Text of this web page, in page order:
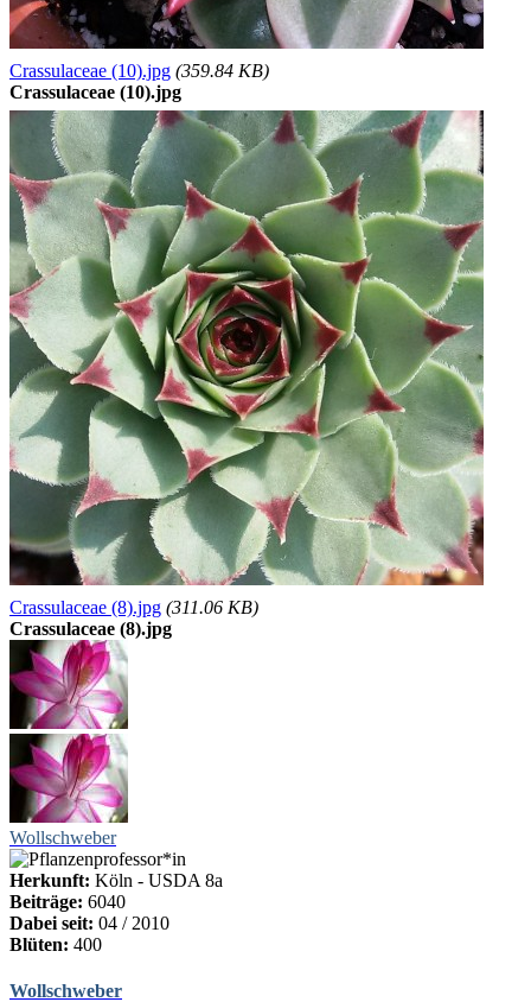
Crassulaceae (10).jpg (359.84 KB)
Crassulaceae (10).jpg
Crassulaceae (8).jpg (311.06 KB)
Crassulaceae (8).jpg
Wollschweber
Herkunft: Köln - USDA 8a
Beiträge: 6040
Dabei seit: 04 / 2010
Blüten: 400
Wollschweber